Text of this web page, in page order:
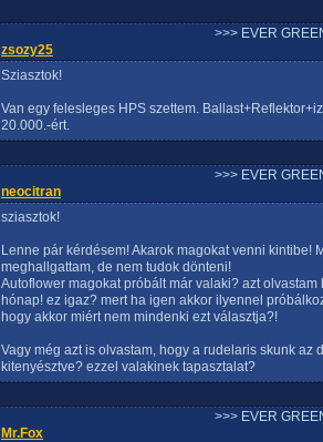
>>> EVER
zsozy25
Sziasztok!
Van egy felesleges HPS szettem.
20.000.-ért.
>>> EVER
neocitran
sziasztok!
Lenne pár kérdésem! Akarok magokat venni kintibe!
meghallgattam, de nem tudok dönteni!
Autoflower magokat próbált már valaki? azt
hónap! ez igaz? mert ha igen akkor ilyennel
hogy akkor miért nem mindenki ezt választja?!
Vagy még azt is olvastam, hogy a rudelaris skunk az
kitenyésztve? ezzel valakinek tapasztalat?
>>> EVER
Mr.Fox